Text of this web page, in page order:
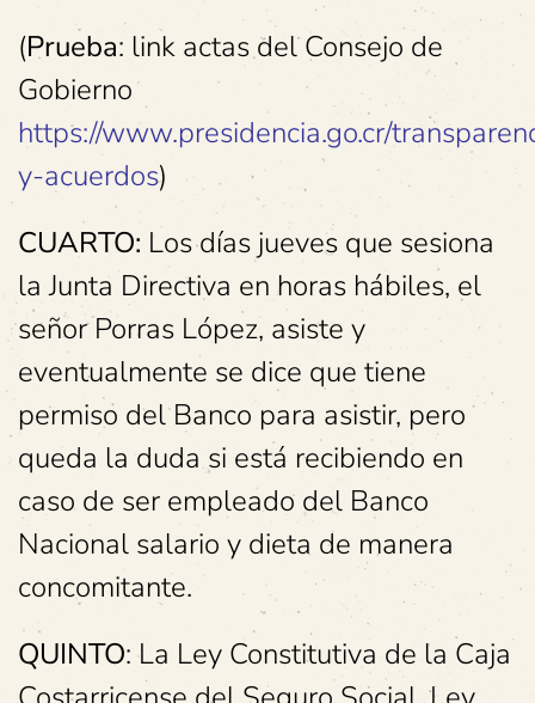
(Prueba: link actas del Consejo de
Gobierno
https://www.presidencia.go.cr/
y-acuerdos)
CUARTO: Los días jueves que sesiona
la Junta Directiva en horas hábiles, el
señor Porras López, asiste y
eventualmente se dice que tiene
permiso del Banco para asistir, pero
queda la duda si está recibiendo en
caso de ser empleado del Banco
Nacional salario y dieta de manera
concomitante.
QUINTO: La Ley Constitutiva de la Caja